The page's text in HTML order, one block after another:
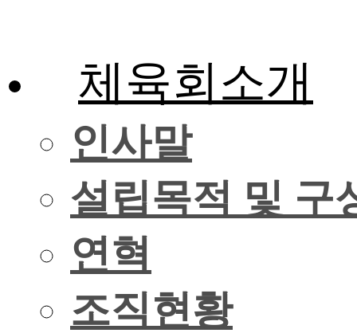
체육회소개
인사말
설립목적 및 구
연혁
조직현황